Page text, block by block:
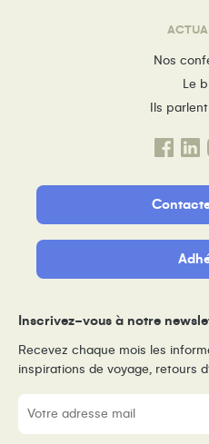
Nos
Le
Ils
Inscrivez-vous à notre
Recevez chaque mois les
inspirations de voyage, retours
E-
mail